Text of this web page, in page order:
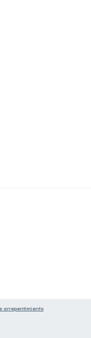
arrepentimiento